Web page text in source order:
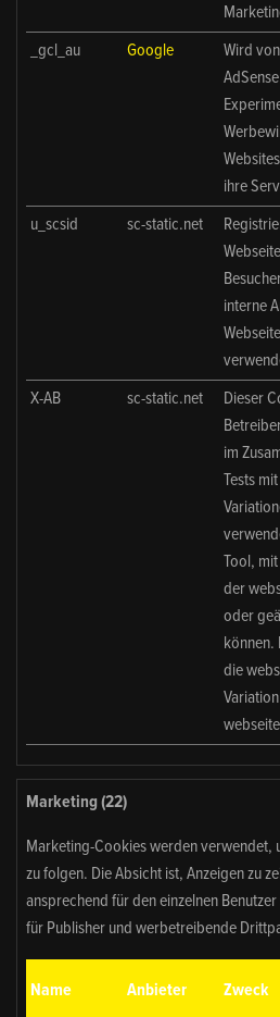
_gcl_au
Google
Wird
ihre
u_scsid sc-static.net
interne
X-AB sc-static.net
Dieser
im
Tests
Tool,
der
oder
können.
die
Marketing (22)
Marketing-Cookies werden verwendet,
zu folgen. Die Absicht ist, Anzeigen zu
ansprechend für den einzelnen
für Publisher und werbetreibende
Name Anbieter Zweck